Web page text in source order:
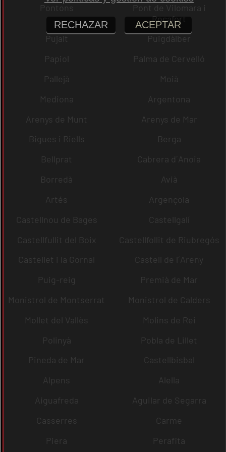
Pontons
Pont de Vilomara i
Rocafort
Pujalt
Puigdàlber
Papiol
Palma de Cervelló
Pallejà
Moià
Mediona
Argentona
Arenys de Munt
Arenys de Mar
Bigues i Riells
Berga
Bellprat
Cabrera d´Anoia
Borredà
Avià
Artés
Argençola
Castellnou de Bages
Castellgalí
Castellfullit del Boix
Castellfollit de Riubregós
Castellet i la Gornal
Castell de l´Areny
Puig-reig
Premià de Mar
Monistrol de Montserrat
Monistrol de Calders
Mollet del Vallès
Molins de Rei
Polinyà
Pobla de Lillet
Pineda de Mar
Castellbisbal
Alpens
Alella
Aiguafreda
Aguilar de Segarra
Casserres
Carme
Piera
Perafita
RECHAZAR ACEPTAR